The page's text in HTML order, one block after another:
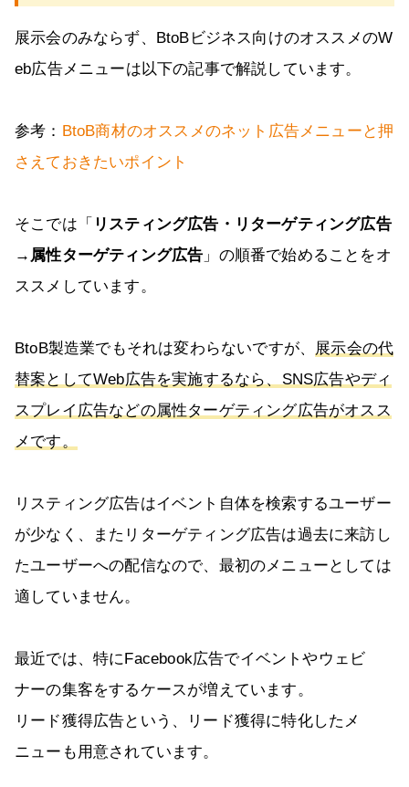
展示会のみならず、BtoBビジネス向けのオススメのW
eb広告メニューは以下の記事で解説しています。
参考： BtoB商材のオススメのネット広告メニューと押
さえておきたいポイント
そこでは「 リスティング広告・リターゲティング広告
→属性ターゲティング広告 」の順番で始めることをオ
ススメしています。
BtoB製造業でもそれは変わらないですが、 展示会の代
替案としてWeb広告を実施するなら、SNS広告やディ
スプレイ広告などの属性ターゲティング広告がオスス
メです。
リスティング広告はイベント自体を検索するユーザー
が少なく、またリターゲティング広告は過去に来訪し
たユーザーへの配信なので、最初のメニューとしては
適していません。
最近では、特にFacebook広告でイベントやウェビ
ナーの集客をするケースが増えています。
リード獲得広告という、リード獲得に特化したメ
ニューも用意されています。